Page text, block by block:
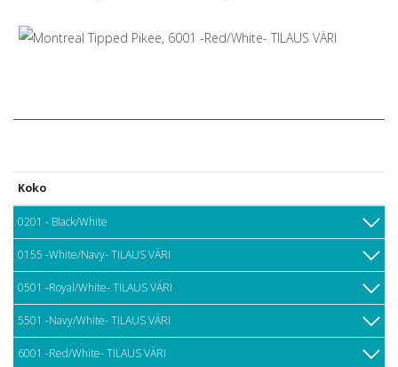
Koko
0201 - Black/White
0155 -White/Navy- TILAUS VÄRI
0501 -Royal/White- TILAUS VÄRI
5501 -Navy/White- TILAUS VÄRI
6001 -Red/White- TILAUS VÄRI